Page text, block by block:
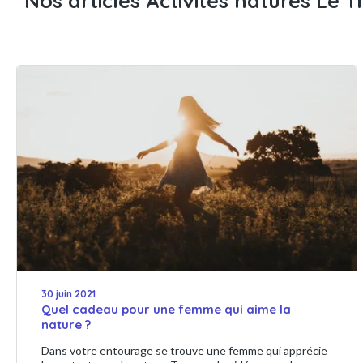
30 juin 2021
Quel cadeau pour une femme qui aime la
nature ?
Dans votre entourage se trouve une femme qui apprécie